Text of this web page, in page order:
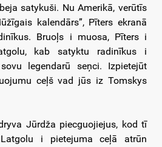
satykuši. Nu Amerikā, verūtīs
kalendārs”, Pīters ekranā
Bruoļs i muosa, Pīters i
kab satyktu radinīkus i
legendarū seņci. Izpietejūt
ceļš vad jūs iz Tomskys
Jūrdža piecguojiejus, kod tī
i pietejuma ceļā atrūn